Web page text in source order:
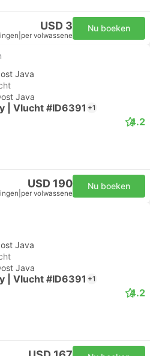
USD 3
per volwassene
Nu boeken
Java
Java
| Vlucht #ID6391 +1
4.2
USD 190
per volwassene
Nu boeken
Java
Java
| Vlucht #ID6391 +1
4.2